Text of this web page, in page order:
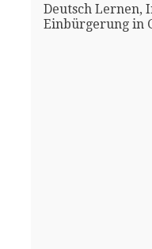
Deutsch Lernen,
Einbürgerung in